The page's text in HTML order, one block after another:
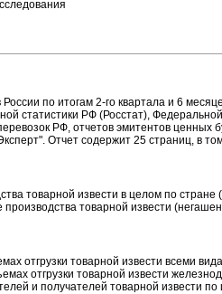
по итогам 2-го квартала и 6
статистики РФ (Росстат),
РФ, отчетов эмитентов
Отчет содержит 25 страниц, в
товарной извести в целом по стране
товарной извести
отгрузки товарной извести всеми
отгрузки товарной извести
и получателей товарной извести по